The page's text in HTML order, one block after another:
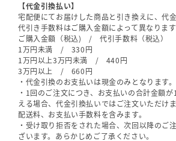
【代金引換払い】
宅配便にてお届けした商品と引き換えに、代
代引き手数料はご購入金額によって異なります
ご購入金額（税込) / 代引手数料（税込）
1万円未満 / 330円
1万円以上3万円未満 / 440円
3万円以上 / 660円
・代金引換のお支払いは現金のみとなります。
・1回のご注文につき、お支払いの合計金額
える場合、代金引換払いではご注文いただけ
配送料、お支払い手数料を含みます。
・受け取り拒否をされた場合、次回以降のご
ざいます。あらかじめご了承ください。